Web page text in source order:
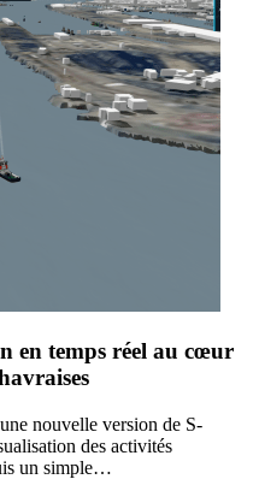
en temps réel au cœur
nouvelle version de S-
des activités
un simple…